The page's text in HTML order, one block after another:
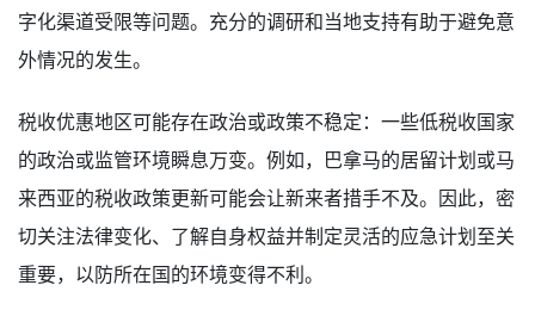
字化渠道受限等问题。充分的调研和当地支持有助于避免意
外情况的发生。
税收优惠地区可能存在政治或政策不稳定：一些低税收国家
的政治或监管环境瞬息万变。例如，巴拿马的居留计划或马
来西亚的税收政策更新可能会让新来者措手不及。因此，密
切关注法律变化、了解自身权益并制定灵活的应急计划至关
重要，以防所在国的环境变得不利。